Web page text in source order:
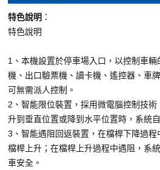
特色說明 ：
特色說明
1、本機設置於停車場入口，以控制車
機、出口驗票機、讀卡機、遙控器、車
可無需派人控制。
2、智能限位裝置，採用微電腦控制技
升到垂直位置或降到水平位置時，系統
3、智能遇阻回返裝置，在檔桿下降過
檔桿上升；在檔桿上升過程中遇阻，系
車安全。